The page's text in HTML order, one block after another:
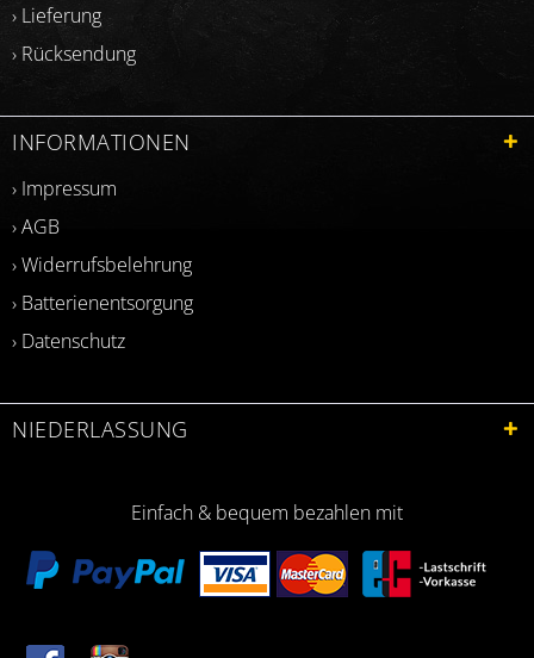
› Lieferung
› Rücksendung
INFORMATIONEN
› Impressum
› AGB
› Widerrufsbelehrung
› Batterienentsorgung
› Datenschutz
NIEDERLASSUNG
Einfach & bequem bezahlen mit